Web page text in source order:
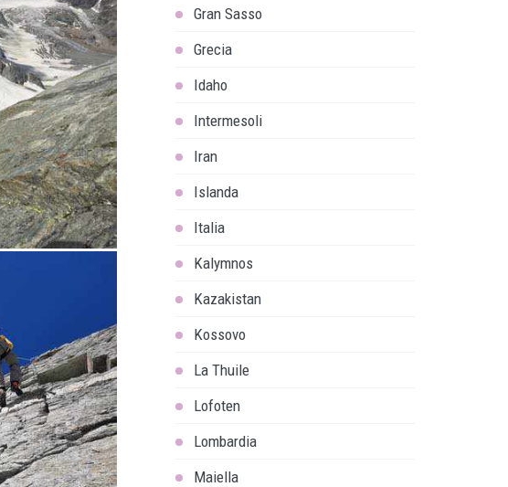
Gran Sasso
Grecia
Idaho
Intermesoli
Iran
Islanda
Italia
Kalymnos
Kazakistan
Kossovo
La Thuile
Lofoten
Lombardia
Maiella